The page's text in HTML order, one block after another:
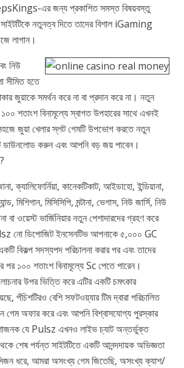
এর জন্য প্রকাশিত সমস্ত বিষয়বস্তু
সাইটটিকে নতুনত্ব দিতে তাদের বিশাল iGaming
লাগান।
নিউ
সীমিত হতে
জুয়াকে সমর্থন করে না বা প্রদান করে না। নতুন
শতাংশ বিনামূল্যে স্বাগত উপহারের সাথে এখনই
জুয়া খেলার স্লট গেমটি উপভোগ করতে নতুন
ডাউনলোড করুন এবং আপনি বড় জয় পাবেন।
ক্যালিফোর্নিয়া, কানেকটিকাট, আইডাহো, ইন্ডিয়ানা,
মিশিগান, মিসিসিপি, মন্টানা, ভেগাস, নিউ জার্সি, নিউ
বা ওয়েস্ট ভার্জিনিয়ার নতুন পেশাদারদের গ্রহণ করে
নো ডিপোজিট ইনসেনটিভ আপনাকে ৫,০০০ GC
বিকল্প সদস্যপদ পরিচালনা করার পর এবং তাদের
পর ১০০ শতাংশ বিনামূল্যে Sc পেতে পারেন।
উপর ভিত্তি করে এটির একটি চমৎকার
পঁচিশটিরও বেশি সফটওয়্যার টিম দ্বারা পরিচালিত
গেম অফার করে এবং আপনি বিশ্বাসযোগ্য পুরস্কার
যে Pulsz এখনও লাইভ চ্যাট অন্তর্ভুক্ত
শেষ পর্যন্ত সাইটটিতে একটি আনন্দদায়ক অভিজ্ঞতা
ধরে, আমরা অসংখ্য গেম জিতেছি, অসংখ্য ক্যাশ/